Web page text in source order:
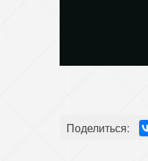
Поделиться: